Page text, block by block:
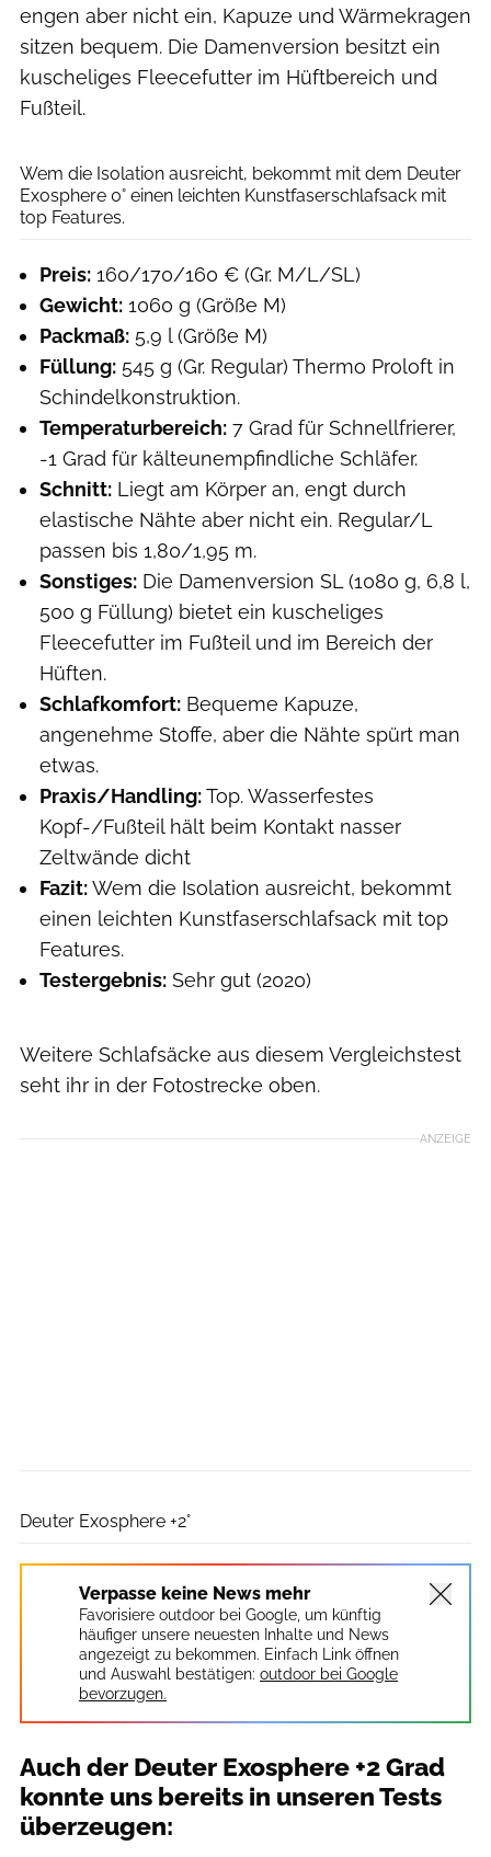
engen aber nicht ein, Kapuze und Wärmekragen
sitzen bequem. Die Damenversion besitzt ein
kuscheliges Fleecefutter im Hüftbereich und
Fußteil.
Wem die Isolation ausreicht, bekommt mit dem Deuter
Exosphere 0° einen leichten Kunstfaserschlafsack mit
top Features.
Preis: 160/170/160 € (Gr. M/L/SL)
Gewicht: 1060 g (Größe M)
Packmaß: 5,9 l (Größe M)
Füllung: 545 g (Gr. Regular) Thermo Proloft in
Schindelkonstruktion.
Temperaturbereich: 7 Grad für Schnellfrierer,
-1 Grad für kälteunempfindliche Schläfer.
Schnitt: Liegt am Körper an, engt durch
elastische Nähte aber nicht ein. Regular/L
passen bis 1,80/1,95 m.
Sonstiges: Die Damenversion SL (1080 g, 6,8 l,
500 g Füllung) bietet ein kuscheliges
Fleecefutter im Fußteil und im Bereich der
Hüften.
Schlafkomfort: Bequeme Kapuze,
angenehme Stoffe, aber die Nähte spürt man
etwas.
Praxis/Handling:Top. Wasserfestes
Kopf-/Fußteil hält beim Kontakt nasser
Zeltwände dicht
Fazit:Wem die Isolation ausreicht, bekommt
einen leichten Kunstfaserschlafsack mit top
Features.
Testergebnis: Sehr gut (2020)
Weitere Schlafsäcke aus diesem Vergleichstest
seht ihr in der Fotostrecke oben.
ANZEIGE
Deuter Exosphere +2°
Verpasse keine News mehr
Favorisiere outdoor bei Google, um künftig
häufiger unsere neuesten Inhalte und News
angezeigt zu bekommen. Einfach Link öffnen
und Auswahl bestätigen: outdoor bei Google
bevorzugen.
Auch der Deuter Exosphere +2 Grad
konnte uns bereits in unseren Tests
überzeugen: